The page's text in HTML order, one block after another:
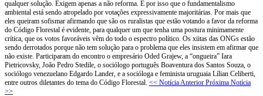
qualquer solução. Exigem apenas a não reforma. É por isso que o fundamentalismo
ambiental está sendo atropelado por votações expressivamente majoritárias. Por mais que
eles queiram sofismar afirmando que são os ruralistas que estão votando a favor da reforma
do Código Florestal é evidente, para qualquer um que tenha uma postura minimamente
crítica, que os votos favoráveis vêm do todo o espectro político. Os xiitas das ONGs estão
sendo derrotados porque não tem solução para o problema que eles insistem em afirmar que
não existe. Participaram do encontro o empresário Oded Grajew, a “ongueira” Iara
Pietricovsky, João Pedro Stedile, o sociólogo português Boaventura dos Santos Souza, o
sociólogo venezuelano Edgardo Lander, e a socióloga e feminista uruguaia Lílian Celiberti,
entre outros diletantes do tema do Código Florestal. << Notícia Anterior Próxima Notícia
>>